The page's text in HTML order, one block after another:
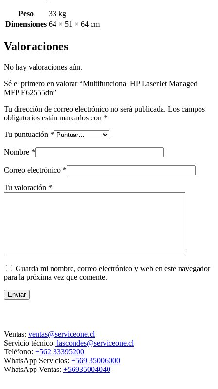
Peso
33 kg
Dimensiones 64 × 51 × 64 cm
Valoraciones
No hay valoraciones aún.
Sé el primero en valorar “Multifuncional HP LaserJet Managed
MFP E62555dn”
Tu dirección de correo electrónico no será publicada. Los campos
obligatorios están marcados con *
Tu puntuación *
Nombre *
Correo electrónico *
Tu valoración *
Guarda mi nombre, correo electrónico y web en este navegador
para la próxima vez que comente.
Enviar
Ventas: ventas@serviceone.cl
Servicio técnico: lascondes@serviceone.cl
Teléfono: +562 33395200
WhatsApp Servicios: +569 35006000
WhatsApp Ventas: +56935004040